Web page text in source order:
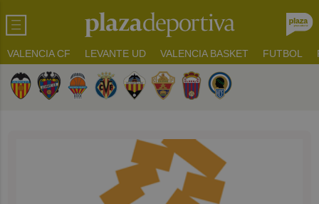
VALENCIA CF LEVANTE UD VALENCIA BASKET FUTBOL